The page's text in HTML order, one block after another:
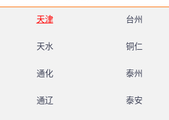
天津 台州
天水 铜仁
通化 泰州
通辽 泰安